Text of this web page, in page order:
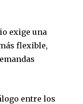
exige una
flexible,
entre los